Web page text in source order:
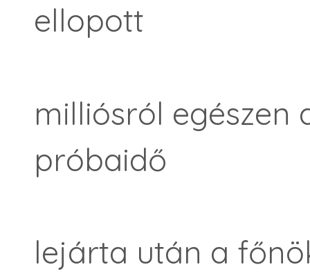
ellopott
milliósról
próbaidő
lejárta után a